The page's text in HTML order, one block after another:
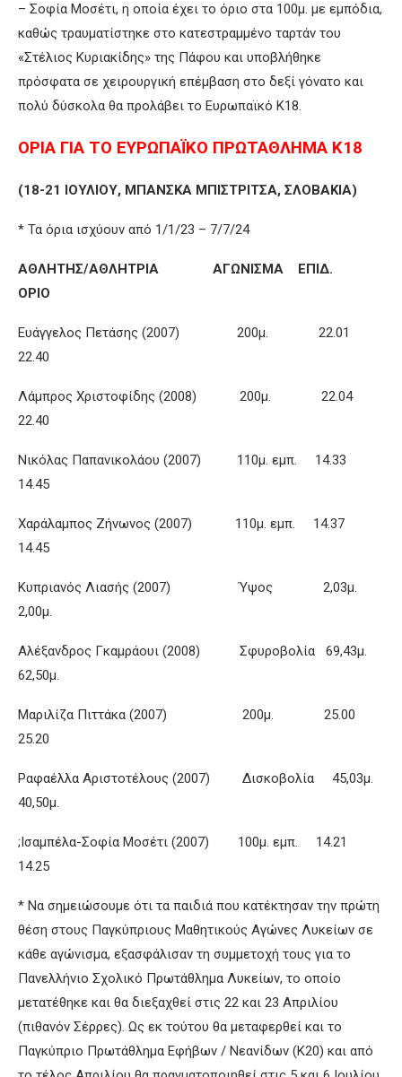
– Σοφία Μοσέτι, η οποία έχει το όριο στα 100μ. με εμπόδια,
καθώς τραυματίστηκε στο κατεστραμμένο ταρτάν του
«Στέλιος Κυριακίδης» της Πάφου και υποβλήθηκε
πρόσφατα σε χειρουργική επέμβαση στο δεξί γόνατο και
πολύ δύσκολα θα προλάβει το Ευρωπαϊκό Κ18.
ΟΡΙΑ ΓΙΑ ΤΟ ΕΥΡΩΠΑΪΚΟ ΠΡΩΤΑΘΛΗΜΑ Κ18
(18-21 ΙΟΥΛΙΟΥ, ΜΠΑΝΣΚΑ ΜΠΙΣΤΡΙΤΣΑ, ΣΛΟΒΑΚΙΑ)
* Τα όρια ισχύουν από 1/1/23 – 7/7/24
ΑΘΛΗΤΗΣ/ΑΘΛΗΤΡΙΑ ΑΓΩΝΙΣΜΑ ΕΠΙΔ.
ΟΡΙΟ
Ευάγγελος Πετάσης (2007) 200μ. 22.01
22.40
Λάμπρος Χριστοφίδης (2008) 200μ. 22.04
22.40
Νικόλας Παπανικολάου (2007) 110μ. εμπ. 14.33
14.45
Χαράλαμπος Ζήνωνος (2007) 110μ. εμπ. 14.37
14.45
Κυπριανός Λιασής (2007) Ύψος 2,03μ.
2,00μ.
Αλέξανδρος Γκαμράουι (2008) Σφυροβολία 69,43μ.
62,50μ.
Μαριλίζα Πιττάκα (2007) 200μ. 25.00
25.20
Ραφαέλλα Αριστοτέλους (2007) Δισκοβολία 45,03μ.
40,50μ.
;Ισαμπέλα-Σοφία Μοσέτι (2007) 100μ. εμπ. 14.21
14.25
* Να σημειώσουμε ότι τα παιδιά που κατέκτησαν την πρώτη
θέση στους Παγκύπριους Μαθητικούς Αγώνες Λυκείων σε
κάθε αγώνισμα, εξασφάλισαν τη συμμετοχή τους για το
Πανελλήνιο Σχολικό Πρωτάθλημα Λυκείων, το οποίο
μετατέθηκε και θα διεξαχθεί στις 22 και 23 Απριλίου
(πιθανόν Σέρρες). Ως εκ τούτου θα μεταφερθεί και το
Παγκύπριο Πρωτάθλημα Εφήβων / Νεανίδων (Κ20) και από